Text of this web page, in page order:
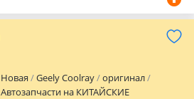
Новая Geely Coolray
оригинал
Автозапчасти на КИТАЙСКИЕ